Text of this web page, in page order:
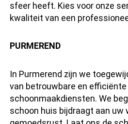
sfeer heeft. Kies voor onze
kwaliteit van een
PURMEREND
In Purmerend zijn we
van betrouwbare en efficiënte
schoonmaakdiensten. We
schoon huis bijdraagt aan uw